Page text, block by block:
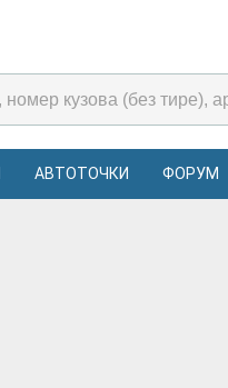
АВТОТОЧКИ ФОРУМ